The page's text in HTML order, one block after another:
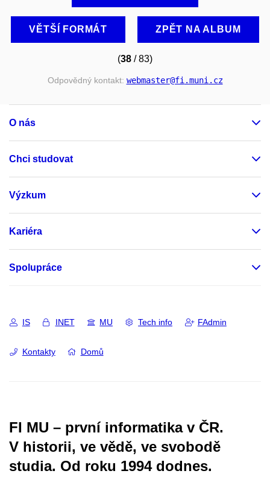
VĚTŠÍ FORMÁT ZPĚT NA ALBUM
(38 / 83)
Odpovědný kontakt: webmaster@fi.muni.cz
O nás
Chci studovat
Výzkum
Kariéra
Spolupráce
IS INET MU Tech info FAdmin
Kontakty Domů
FI MU – první informatika v ČR.
V historii, ve vědě, ve svobodě
studia. Od roku 1994 dodnes.